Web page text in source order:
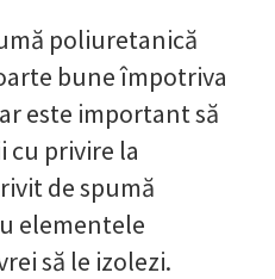
poliuretanică
bune împotriva
este important să
cu privire la
de spumă
elementele
să le izolezi.